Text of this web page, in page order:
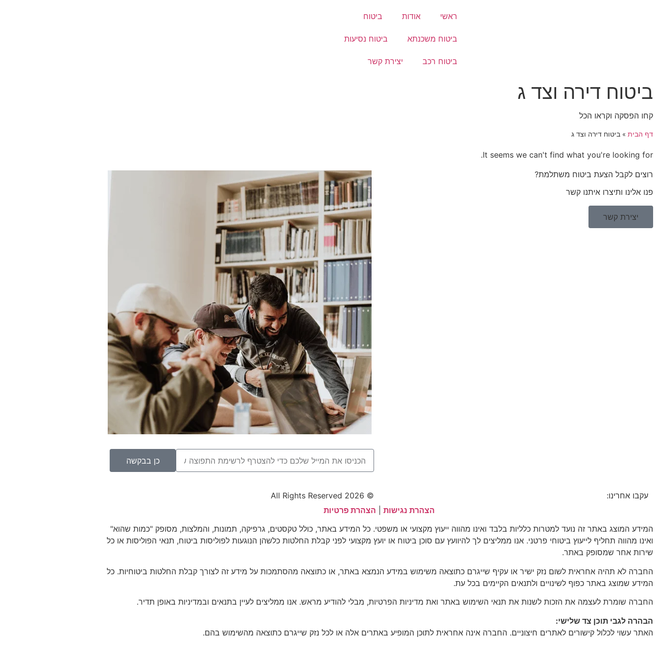
ראשי אודות ביטוח
ביטוח משכנתא ביטוח נסיעות
ביטוח רכב יצירת קשר
ביטוח דירה וצד ג
קחו הפסקה וקראו הכל
דף הבית » ביטוח דירה וצד ג
It seems we can't find what you're looking for.
רוצים לקבל הצעת ביטוח משתלמת?
פנו אלינו ותיצרו איתנו קשר
יצירת קשר
כן בבקשה
עקבו אחרינו:
© 2026 All Rights Reserved
הצהרת נגישות
הצהרת פרטיות
המידע המוצג באתר זה נועד למטרות כלליות בלבד ואינו מהווה ייעוץ מקצועי או משפטי. כל המידע באתר, כולל טקסטים, גרפיקה, תמונות, והמלצות, מסופק "כמות שהוא"
ואינו מהווה תחליף לייעוץ ביטוחי פרטני. אנו ממליצים לך להיוועץ עם סוכן ביטוח או יועץ מקצועי לפני קבלת החלטות כלשהן הנוגעות לפוליסות ביטוח, תנאי הפוליסות או כל
שירות אחר שמסופק באתר.
החברה לא תהיה אחראית לשום נזק ישיר או עקיף שייגרם כתוצאה משימוש במידע הנמצא באתר, או כתוצאה מהסתמכות על מידע זה לצורך קבלת החלטות ביטוחיות. כל
המידע שמוצג באתר כפוף לשינויים ולתנאים הקיימים בכל עת.
החברה שומרת לעצמה את הזכות לשנות את תנאי השימוש באתר ואת מדיניות הפרטיות, מבלי להודיע מראש. אנו ממליצים לעיין בתנאים ובמדיניות באופן תדיר.
הבהרה לגבי תוכן צד שלישי:
האתר עשוי לכלול קישורים לאתרים חיצוניים. החברה אינה אחראית לתוכן המופיע באתרים אלה או לכל נזק שייגרם כתוצאה מהשימוש בהם.